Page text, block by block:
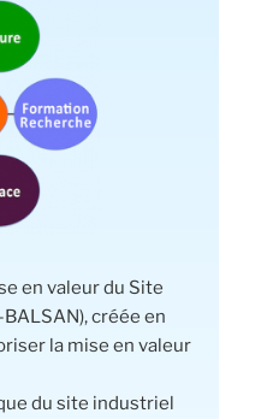
en valeur du Site
créée en
la mise en valeur
du site industriel